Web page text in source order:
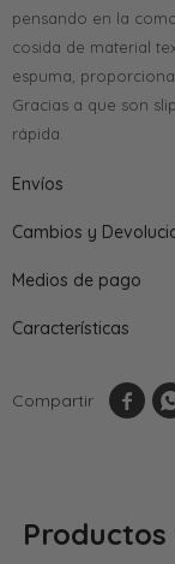
pensando en la
cosida de material
espuma,
Gracias a que son
rápida.
Envíos
Cambios y
Medios de pago
Características
